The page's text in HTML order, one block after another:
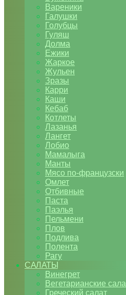
Вареники
Галушки
Голубцы
Гуляш
Долма
Ежики
Жаркое
Жульен
Зразы
Карри
Каши
Кебаб
Котлеты
Лазанья
Лангет
Лобио
Мамалыга
Манты
Мясо по-французски
Омлет
Отбивные
Паста
Паэлья
Пельмени
Плов
Подлива
Полента
Рагу
САЛАТЫ
Винегрет
Вегетарианские
Греческий салат